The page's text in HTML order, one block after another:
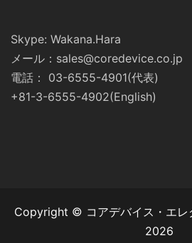
Skype: Wakana.Hara
メール：sales@coredevice.co.jp
電話： 03-6555-4901(代表)
+81-3-6555-4902(English)
Copyright © コアデバイス・エレ
2026